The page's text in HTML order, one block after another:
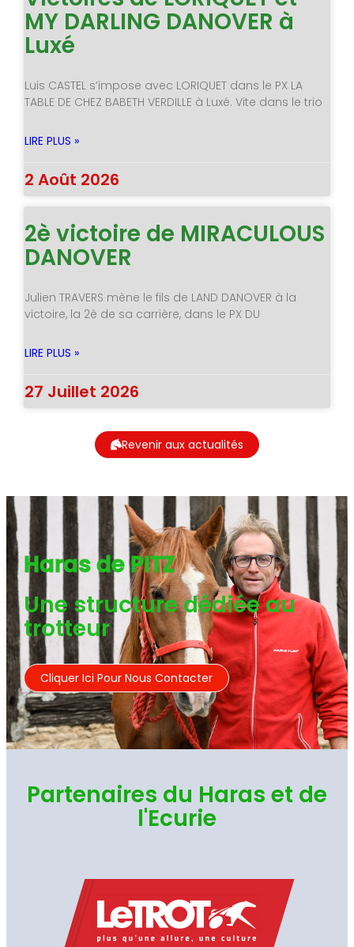
MY DARLING DANOVER à
Luxé
Luis CASTEL s’impose avec LORIQUET dans le PX LA
TABLE DE CHEZ BABETH VERDILLE à Luxé. Vite dans le trio
LIRE PLUS »
2 Août 2026
2è victoire de MIRACULOUS
DANOVER
Julien TRAVERS mène le fils de LAND DANOVER à la
victoire, la 2è de sa carrière, dans le PX DU
LIRE PLUS »
27 Juillet 2026
Revenir aux actualités
Haras de PITZ
Une structure dédiée au
trotteur
Cliquer Ici Pour Nous Contacter
Partenaires du Haras et de
l'Ecurie